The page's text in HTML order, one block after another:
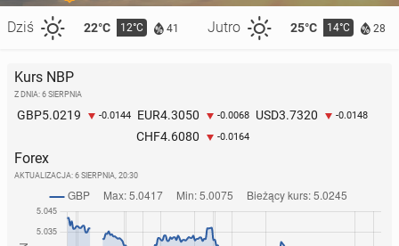
Dziś 22°C 12°C 41 Jutro 25°C 14°C 28
Kurs NBP
Z DNIA: 6 SIERPNIA
GBP5.0219 -0.0144 EUR4.3050 -0.0068 USD3.7320 -0.0148
CHF4.6080 -0.0164
Forex
AKTUALIZACJA: 6 SIERPNIA, 20:30